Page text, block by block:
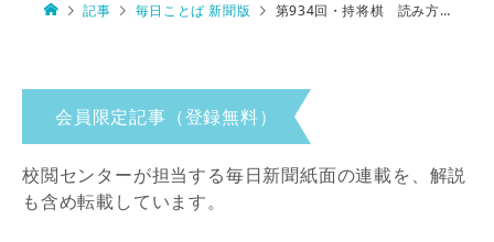
記事 毎日ことば 新聞版 第934回・持将棋 読み方は…
会員限定記事（登録無料）
校閲センターが担当する毎日新聞紙面の連載を、解説
も含め転載しています。